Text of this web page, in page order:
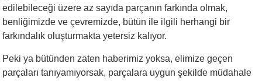
edilebileceği üzere az sayıda parçanın farkında olmak,
benliğimizde ve çevremizde, bütün ile ilgili herhangi bir
farkındalık oluşturmakta yetersiz kalıyor.
Peki ya bütünden zaten haberimiz yoksa, elimize geçen
parçaları tanıyamıyorsak, parçalara uygun şekilde müdahale